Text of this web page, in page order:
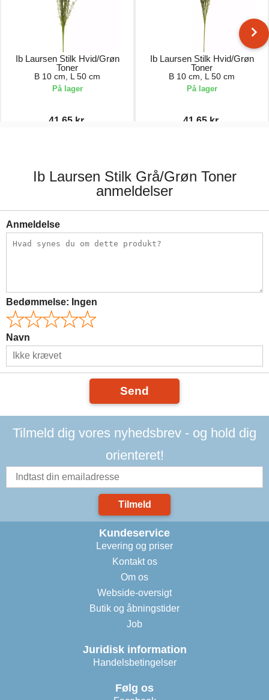
Ib Laursen Stilk Hvid/Grøn
Toner
B 10 cm, L 50 cm
På lager
41,65 kr.
Ib Laursen Stilk Hvid/Grøn
Toner
B 10 cm, L 50 cm
På lager
41,65 kr.
Ib Laursen Stilk Grå/Grøn Toner
anmeldelser
Anmeldelse
Bedømmelse: Ingen
Navn
Send
Tilmeld dig vores nyhedsbrev - og hold dig
orienteret!
Tilmeld
Kundeservice
Levering og priser
Kontakt os
Om os
Webside-oversigt
Butik og åbningstider
Job
Juridisk information
Handelsbetingelser
Følg os